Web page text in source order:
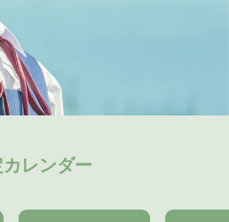
レンダー